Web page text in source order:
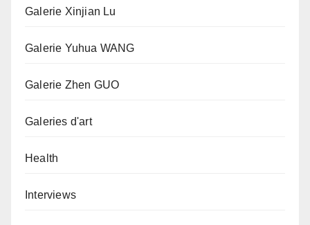
Galerie Xinjian Lu
Galerie Yuhua WANG
Galerie Zhen GUO
Galeries d'art
Health
Interviews